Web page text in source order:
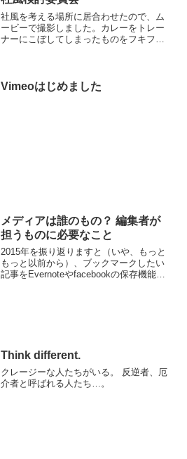
社風を考える場所に居合わせたので、ム
ービーで撮影しました。カレーをトレー
ナーにこぼしてしまったものをフキフキ
Vimeoはじめました
メディアは誰のもの？ 編集者が
担うものに必要なこと
2015年を振り返りますと（いや、もっと
もっと以前から）、ブックマークしたい
記事をEvernoteやfacebookの保存機能、
Think different.
クレージーな人たちがいる。 反逆者、厄
介者と呼ばれる人たち…。